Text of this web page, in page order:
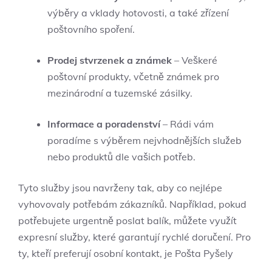
výběry a vklady hotovosti, a také zřízení
poštovního spoření.
Prodej stvrzenek a známek – Veškeré
poštovní produkty, včetně známek pro
mezinárodní a tuzemské zásilky.
Informace a poradenství– Rádi vám
poradíme s výběrem nejvhodnějších služeb
nebo produktů dle vašich potřeb.
Tyto služby jsou navrženy tak, aby co nejlépe
vyhovovaly potřebám zákazníků. Například, pokud
potřebujete urgentně poslat balík, můžete využít
expresní služby, které garantují rychlé doručení. Pro
ty, kteří preferují osobní kontakt, je Pošta Pyšely